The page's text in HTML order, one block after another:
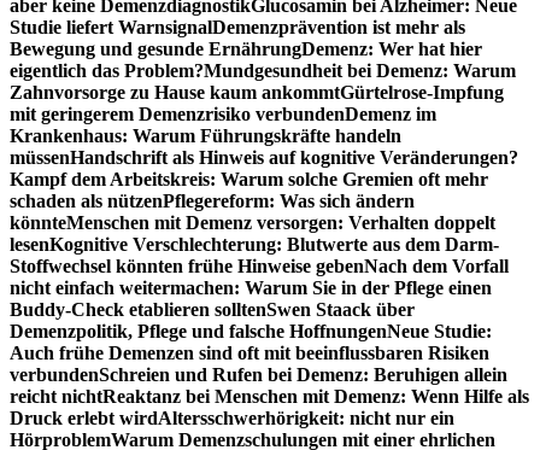
aber keine DemenzdiagnostikGlucosamin bei Alzheimer: Neue
Studie liefert WarnsignalDemenzprävention ist mehr als
Bewegung und gesunde ErnährungDemenz: Wer hat hier
eigentlich das Problem?Mundgesundheit bei Demenz: Warum
Zahnvorsorge zu Hause kaum ankommtGürtelrose-Impfung
mit geringerem Demenzrisiko verbundenDemenz im
Krankenhaus: Warum Führungskräfte handeln
müssenHandschrift als Hinweis auf kognitive Veränderungen?
Kampf dem Arbeitskreis: Warum solche Gremien oft mehr
schaden als nützenPflegereform: Was sich ändern
könnteMenschen mit Demenz versorgen: Verhalten doppelt
lesenKognitive Verschlechterung: Blutwerte aus dem Darm-
Stoffwechsel könnten frühe Hinweise gebenNach dem Vorfall
nicht einfach weitermachen: Warum Sie in der Pflege einen
Buddy-Check etablieren solltenSwen Staack über
Demenzpolitik, Pflege und falsche HoffnungenNeue Studie:
Auch frühe Demenzen sind oft mit beeinflussbaren Risiken
verbundenSchreien und Rufen bei Demenz: Beruhigen allein
reicht nichtReaktanz bei Menschen mit Demenz: Wenn Hilfe als
Druck erlebt wirdAltersschwerhörigkeit: nicht nur ein
HörproblemWarum Demenzschulungen mit einer ehrlichen